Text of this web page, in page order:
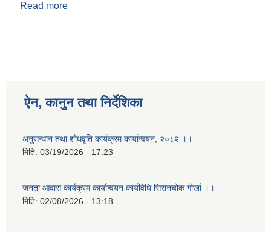
Read more
ऐन, कानुन तथा निर्देशिका
अनुसन्धान तथा शोधवृति कार्यक्रम कार्यान्वयन, २०८२ ।।
मिति: 03/19/2026 - 17:23
जनता आवास कार्यक्रम कार्यान्वयन कार्यविधि सिरानचोक गोर्खा ।।
मिति: 02/08/2026 - 13:18